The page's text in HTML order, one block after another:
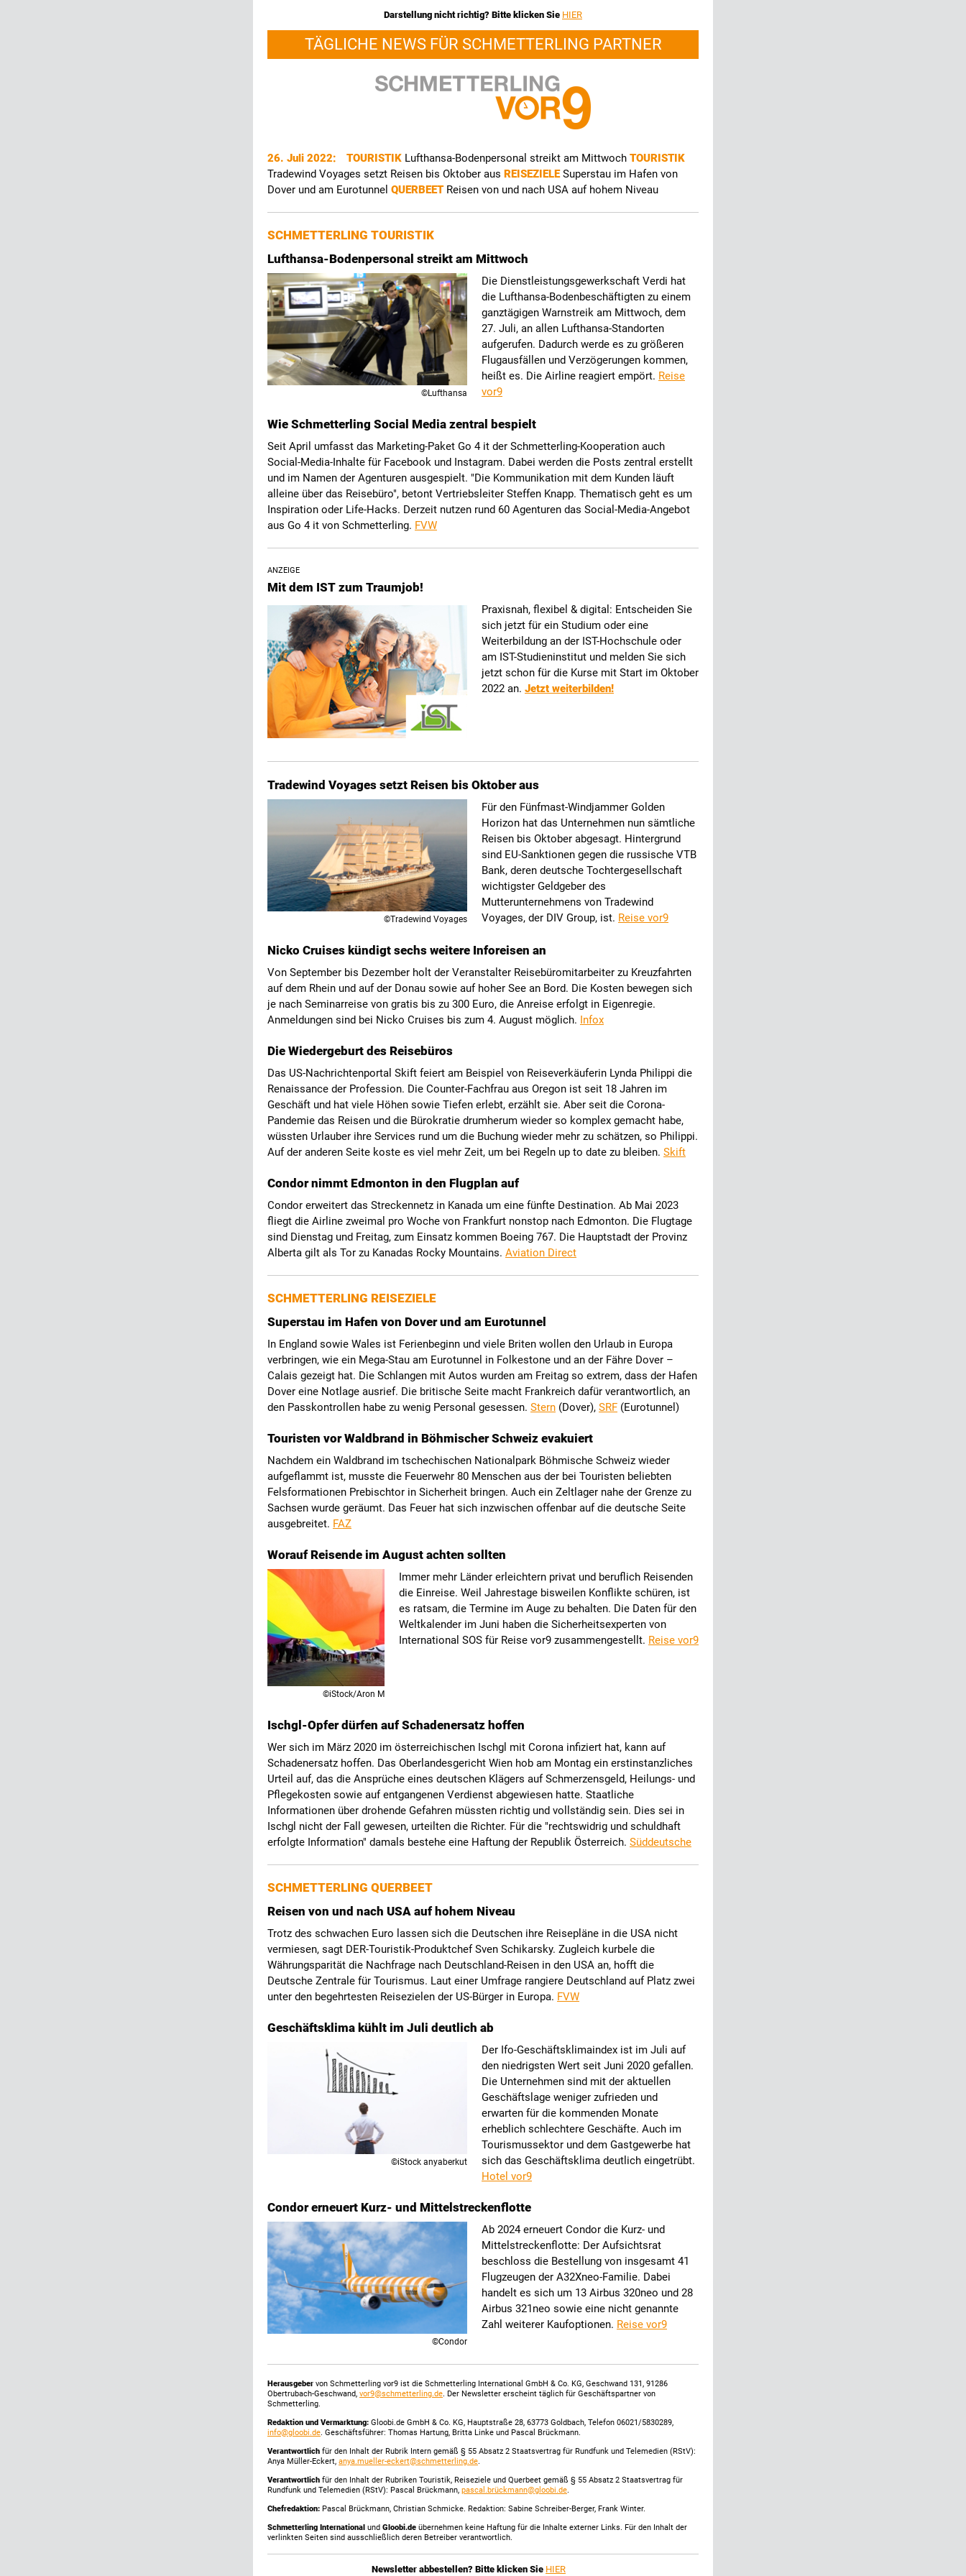
Darstellung nicht richtig? Bitte klicken Sie HIER
TÄGLICHE NEWS FÜR SCHMETTERLING PARTNER
26. Juli 2022: TOURISTIK Lufthansa-Bodenpersonal streikt am Mittwoch TOURISTIK
Tradewind Voyages setzt Reisen bis Oktober aus REISEZIELESuperstau im Hafen von
Dover und am Eurotunnel QUERBEET Reisen von und nach USA auf hohem Niveau
SCHMETTERLING TOURISTIK
Lufthansa-Bodenpersonal streikt am Mittwoch
©Lufthansa
Die Dienstleistungsgewerkschaft Verdi hat
die Lufthansa-Bodenbeschäftigten zu einem
ganztägigen Warnstreik am Mittwoch, dem
27. Juli, an allen Lufthansa-Standorten
aufgerufen. Dadurch werde es zu größeren
Flugausfällen und Verzögerungen kommen,
heißt es. Die Airline reagiert empört. Reise
vor9
Wie Schmetterling Social Media zentral bespielt
Seit April umfasst das Marketing-Paket Go 4 it der Schmetterling-Kooperation auch
Social-Media-Inhalte für Facebook und Instagram. Dabei werden die Posts zentral erstellt
und im Namen der Agenturen ausgespielt. "Die Kommunikation mit dem Kunden läuft
alleine über das Reisebüro", betont Vertriebsleiter Steffen Knapp. Thematisch geht es um
Inspiration oder Life-Hacks. Derzeit nutzen rund 60 Agenturen das Social-Media-Angebot
aus Go 4 it von Schmetterling. FVW
ANZEIGE
Mit dem IST zum Traumjob!
Praxisnah, flexibel & digital: Entscheiden Sie
sich jetzt für ein Studium oder eine
Weiterbildung an der IST-Hochschule oder
am IST-Studieninstitut und melden Sie sich
jetzt schon für die Kurse mit Start im Oktober
2022 an. Jetzt weiterbilden!
Tradewind Voyages setzt Reisen bis Oktober aus
©Tradewind Voyages
Für den Fünfmast-Windjammer Golden
Horizon hat das Unternehmen nun sämtliche
Reisen bis Oktober abgesagt. Hintergrund
sind EU-Sanktionen gegen die russische VTB
Bank, deren deutsche Tochtergesellschaft
wichtigster Geldgeber des
Mutterunternehmens von Tradewind
Voyages, der DIV Group, ist. Reise vor9
Nicko Cruises kündigt sechs weitere Inforeisen an
Von September bis Dezember holt der Veranstalter Reisebüromitarbeiter zu Kreuzfahrten
auf dem Rhein und auf der Donau sowie auf hoher See an Bord. Die Kosten bewegen sich
je nach Seminarreise von gratis bis zu 300 Euro, die Anreise erfolgt in Eigenregie.
Anmeldungen sind bei Nicko Cruises bis zum 4. August möglich. Infox
Die Wiedergeburt des Reisebüros
Das US-Nachrichtenportal Skift feiert am Beispiel von Reiseverkäuferin Lynda Philippi die
Renaissance der Profession. Die Counter-Fachfrau aus Oregon ist seit 18 Jahren im
Geschäft und hat viele Höhen sowie Tiefen erlebt, erzählt sie. Aber seit die Corona-
Pandemie das Reisen und die Bürokratie drumherum wieder so komplex gemacht habe,
wüssten Urlauber ihre Services rund um die Buchung wieder mehr zu schätzen, so Philippi.
Auf der anderen Seite koste es viel mehr Zeit, um bei Regeln up to date zu bleiben. Skift
Condor nimmt Edmonton in den Flugplan auf
Condor erweitert das Streckennetz in Kanada um eine fünfte Destination. Ab Mai 2023
fliegt die Airline zweimal pro Woche von Frankfurt nonstop nach Edmonton. Die Flugtage
sind Dienstag und Freitag, zum Einsatz kommen Boeing 767. Die Hauptstadt der Provinz
Alberta gilt als Tor zu Kanadas Rocky Mountains. Aviation Direct
SCHMETTERLING REISEZIELE
Superstau im Hafen von Dover und am Eurotunnel
In England sowie Wales ist Ferienbeginn und viele Briten wollen den Urlaub in Europa
verbringen, wie ein Mega-Stau am Eurotunnel in Folkestone und an der Fähre Dover –
Calais gezeigt hat. Die Schlangen mit Autos wurden am Freitag so extrem, dass der Hafen
Dover eine Notlage ausrief. Die britische Seite macht Frankreich dafür verantwortlich, an
den Passkontrollen habe zu wenig Personal gesessen. Stern (Dover), SRF (Eurotunnel)
Touristen vor Waldbrand in Böhmischer Schweiz evakuiert
Nachdem ein Waldbrand im tschechischen Nationalpark Böhmische Schweiz wieder
aufgeflammt ist, musste die Feuerwehr 80 Menschen aus der bei Touristen beliebten
Felsformationen Prebischtor in Sicherheit bringen. Auch ein Zeltlager nahe der Grenze zu
Sachsen wurde geräumt. Das Feuer hat sich inzwischen offenbar auf die deutsche Seite
ausgebreitet. FAZ
Worauf Reisende im August achten sollten
©iStock/Aron M
Immer mehr Länder erleichtern privat und beruflich Reisenden
die Einreise. Weil Jahrestage bisweilen Konflikte schüren, ist
es ratsam, die Termine im Auge zu behalten. Die Daten für den
Weltkalender im Juni haben die Sicherheitsexperten von
International SOS für Reise vor9 zusammengestellt. Reise vor9
Ischgl-Opfer dürfen auf Schadenersatz hoffen
Wer sich im März 2020 im österreichischen Ischgl mit Corona infiziert hat, kann auf
Schadenersatz hoffen. Das Oberlandesgericht Wien hob am Montag ein erstinstanzliches
Urteil auf, das die Ansprüche eines deutschen Klägers auf Schmerzensgeld, Heilungs- und
Pflegekosten sowie auf entgangenen Verdienst abgewiesen hatte. Staatliche
Informationen über drohende Gefahren müssten richtig und vollständig sein. Dies sei in
Ischgl nicht der Fall gewesen, urteilten die Richter. Für die "rechtswidrig und schuldhaft
erfolgte Information" damals bestehe eine Haftung der Republik Österreich. Süddeutsche
SCHMETTERLING QUERBEET
Reisen von und nach USA auf hohem Niveau
Trotz des schwachen Euro lassen sich die Deutschen ihre Reisepläne in die USA nicht
vermiesen, sagt DER-Touristik-Produktchef Sven Schikarsky. Zugleich kurbele die
Währungsparität die Nachfrage nach Deutschland-Reisen in den USA an, hofft die
Deutsche Zentrale für Tourismus. Laut einer Umfrage rangiere Deutschland auf Platz zwei
unter den begehrtesten Reisezielen der US-Bürger in Europa. FVW
Geschäftsklima kühlt im Juli deutlich ab
©iStock anyaberkut
Der Ifo-Geschäftsklimaindex ist im Juli auf
den niedrigsten Wert seit Juni 2020 gefallen.
Die Unternehmen sind mit der aktuellen
Geschäftslage weniger zufrieden und
erwarten für die kommenden Monate
erheblich schlechtere Geschäfte. Auch im
Tourismussektor und dem Gastgewerbe hat
sich das Geschäftsklima deutlich eingetrübt.
Hotel vor9
Condor erneuert Kurz- und Mittelstreckenflotte
©Condor
Ab 2024 erneuert Condor die Kurz- und
Mittelstreckenflotte: Der Aufsichtsrat
beschloss die Bestellung von insgesamt 41
Flugzeugen der A32Xneo-Familie. Dabei
handelt es sich um 13 Airbus 320neo und 28
Airbus 321neo sowie eine nicht genannte
Zahl weiterer Kaufoptionen. Reise vor9
Herausgeber von Schmetterling vor9 ist die Schmetterling International GmbH & Co. KG, Geschwand 131, 91286
Obertrubach-Geschwand, vor9@schmetterling.de. Der Newsletter erscheint täglich für Geschäftspartner von
Schmetterling.
Redaktion und Vermarktung: Gloobi.de GmbH & Co. KG, Hauptstraße 28, 63773 Goldbach, Telefon 06021/5830289,
info@gloobi.de. Geschäftsführer: Thomas Hartung, Britta Linke und Pascal Brückmann.
Verantwortlich für den Inhalt der Rubrik Intern gemäß § 55 Absatz 2 Staatsvertrag für Rundfunk und Telemedien (RStV):
Anya Müller-Eckert, anya.mueller-eckert@schmetterling.de.
Verantwortlich für den Inhalt der Rubriken Touristik, Reiseziele und Querbeet gemäß § 55 Absatz 2 Staatsvertrag für
Rundfunk und Telemedien (RStV): Pascal Brückmann, pascal.brückmann@gloobi.de.
Chefredaktion: Pascal Brückmann, Christian Schmicke. Redaktion: Sabine Schreiber-Berger, Frank Winter.
Schmetterling International und Gloobi.de übernehmen keine Haftung für die Inhalte externer Links. Für den Inhalt der
verlinkten Seiten sind ausschließlich deren Betreiber verantwortlich.
Newsletter abbestellen? Bitte klicken Sie HIER